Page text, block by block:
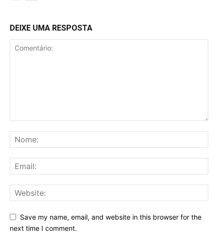
DEIXE UMA RESPOSTA
Save my name, email, and website in this browser for the
next time I comment.